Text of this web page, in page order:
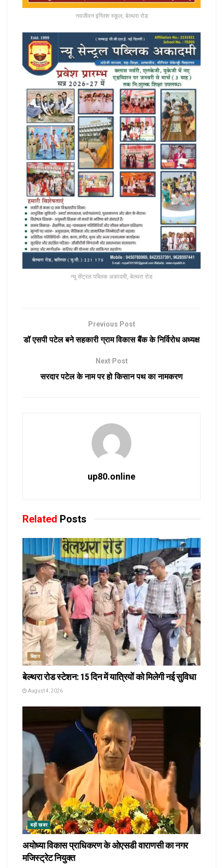
नवजीवन इंग्लिश स्कूल, बेल्थरा रोड
न्यू सेंट्रल पब्लिक अकादमी, बेल्थरा रोड
Previous Post
डॉ एसपी पटेल बने सहकारी ग्राम विकास बैंक के निर्विरोध अध्यक्ष
Next Post
सरदार पटेल के नाम पर हो किसान पथ का नामकरण
up80.online
Related Posts
बिहार
बेल्थरा रोड स्टेशन: 15 दिन में यात्रियों को मिलेगी नई सुविधा
August 4, 2026
बड़ी खबर
अयोध्या विकास प्राधिकरण के ओएसडी वाराणसी का नगर
मजिस्ट्रेट नियुक्त